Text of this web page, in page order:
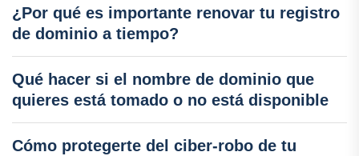
¿Por qué es importante renovar tu registro
de dominio a tiempo?
Qué hacer si el nombre de dominio que
quieres está tomado o no está disponible
Cómo protegerte del ciber-robo de tu